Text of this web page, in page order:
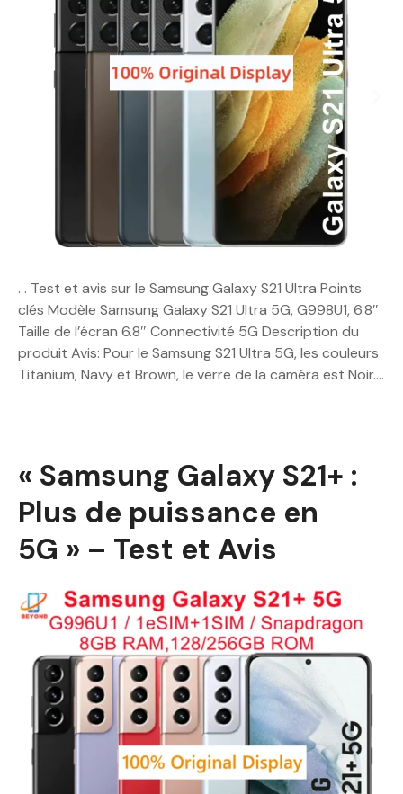
. . Test et avis sur le Samsung Galaxy S21 Ultra Points
clés Modèle Samsung Galaxy S21 Ultra 5G, G998U1, 6.8″
Taille de l’écran 6.8″ Connectivité 5G Description du
produit Avis: Pour le Samsung S21 Ultra 5G, les couleurs
Titanium, Navy et Brown, le verre de la caméra est Noir….
« Samsung Galaxy S21+ :
Plus de puissance en
5G » – Test et Avis